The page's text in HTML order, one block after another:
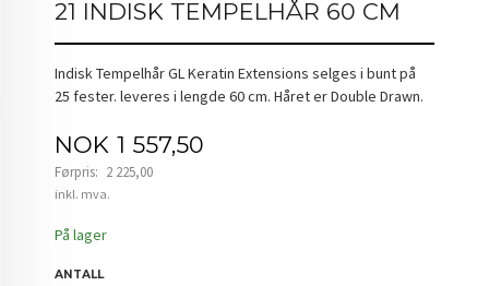
21 INDISK TEMPELHÅR 60 CM
Indisk Tempelhår GL Keratin Extensions selges i bunt på
25 fester. leveres i lengde 60 cm. Håret er Double Drawn.
Tilbud
NOK 1 557,50
Førpris: 2 225,00
Rabatt
inkl. mva.
På lager
ANTALL